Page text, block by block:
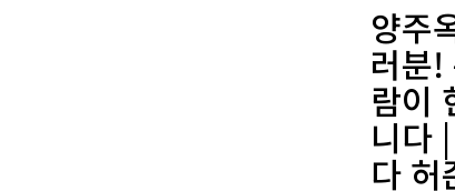
양주
러분!
람이
니다
다 허